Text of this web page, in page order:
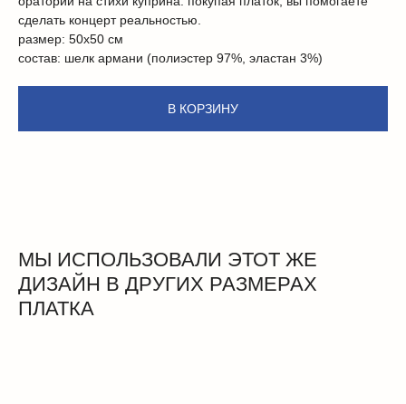
сделать концерт реальностью.
размер: 50х50 см
состав: шелк армани (полиэстер 97%, эластан 3%)
В КОРЗИНУ
МЫ ИСПОЛЬЗОВАЛИ ЭТОТ ЖЕ
ДИЗАЙН В ДРУГИХ РАЗМЕРАХ
ПЛАТКА